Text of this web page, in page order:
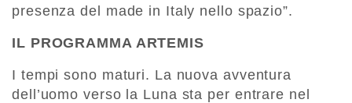
presenza del made in Italy nello spazio”.
IL PROGRAMMA ARTEMIS
I tempi sono maturi. La nuova avventura
dell’uomo verso la Luna sta per entrare nel